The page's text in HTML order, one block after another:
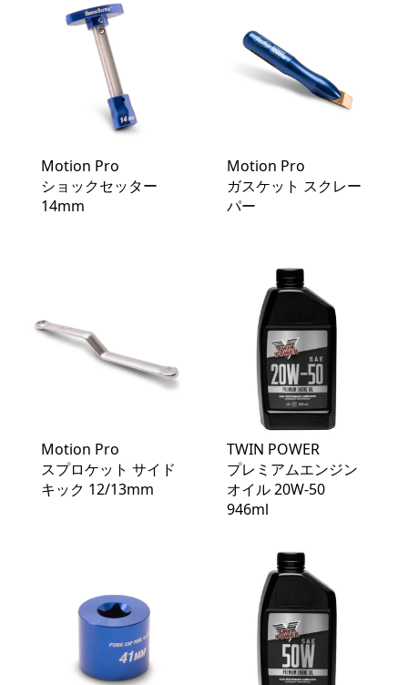
Motion Pro
ショックセッター
14mm
Motion Pro
ガスケット スクレー
パー
Motion Pro
スプロケット サイド
キック 12/13mm
TWIN POWER
プレミアムエンジン
オイル 20W-50
946ml